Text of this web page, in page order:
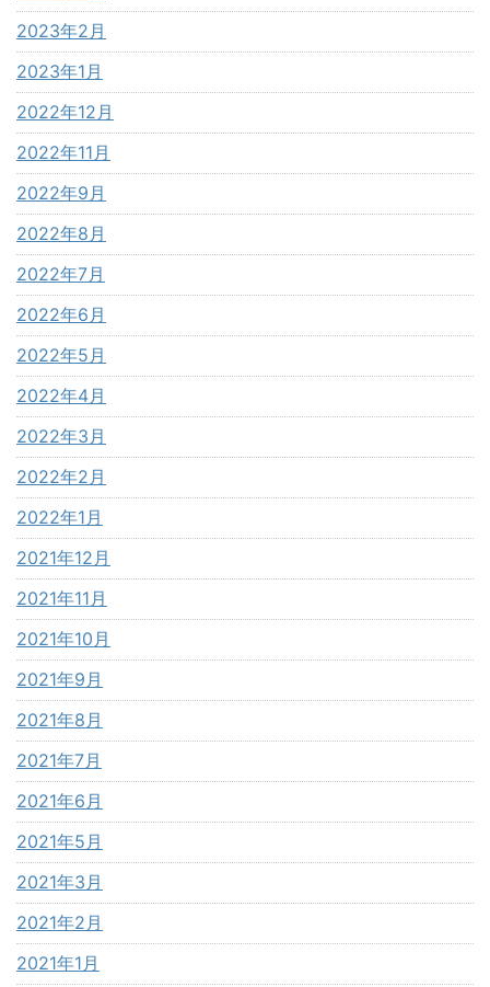
2023年2月
2023年1月
2022年12月
2022年11月
2022年9月
2022年8月
2022年7月
2022年6月
2022年5月
2022年4月
2022年3月
2022年2月
2022年1月
2021年12月
2021年11月
2021年10月
2021年9月
2021年8月
2021年7月
2021年6月
2021年5月
2021年3月
2021年2月
2021年1月